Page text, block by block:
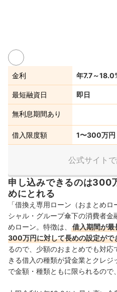
金利 年7.7～
最短融資日 即日
無利息期間あり
借入限度額 1〜300万円
公式サイト
申し込みできるのは300
めにとれる
「借換え専用ローン（おまとめ
シャル・グループ傘下の消費者金
めローン。特徴は、
借入期間が
300万円に対して長めの設定がで
るので、少額のおまとめでも対
きる借入の種類が貸金業とクレ
で金額・種類ともに限られるので